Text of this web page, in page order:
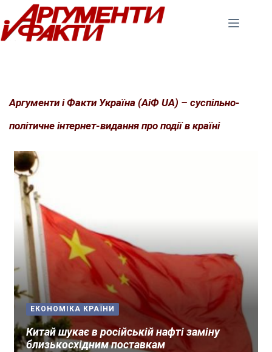
Перейти
до
вмісту
Аргументи і Факти Україна (АіФ UA) – суспільно-
політичне інтернет-видання про події в країні
ЕКОНОМІКА КРАЇНИ
Китай шукає в російській нафті заміну
близькосхідним поставкам